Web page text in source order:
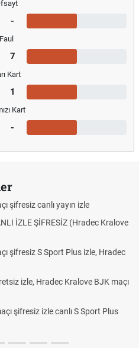
-
Faul
7
Kart
1
Kart
-
şifresiz canlı yayın izle
İZLE ŞİFRESİZ (Hradec Kralove
şifresiz S Sport Plus izle, Hradec
izle, Hradec Kralove BJK maçı
şifresiz izle canlı S Sport Plus